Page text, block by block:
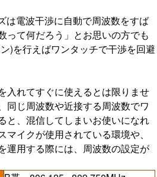
は電波干渉に自動で周波数をすば
って何だろう」とお思いの方でも
)を行えばワンタッチで干渉を回避
入れてすぐに使えるとは限りませ
同じ周波数や近接する周波数でワ
と、混信してしまいお使いになれ
マイクが使用されている環境や、
運用する際には、周波数の設定が